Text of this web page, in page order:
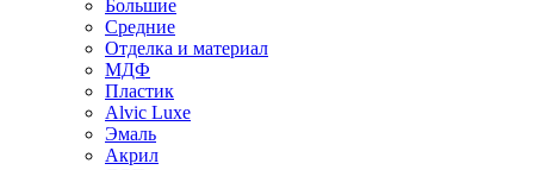
Большие
Средние
Отделка и материал
МДФ
Пластик
Alvic Luxe
Эмаль
Акрил